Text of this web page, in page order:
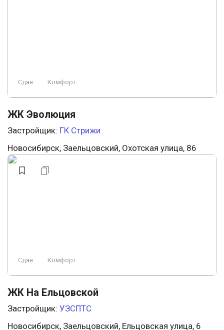
Сдан Комфорт
ЖК Эволюция
Застройщик: ГК Стрижи
Новосибирск, Заельцовский, Охотская улица, 86
Сдан Комфорт
ЖК На Ельцовской
Застройщик: УЗСПТС
Новосибирск, Заельцовский, Ельцовская улица, 6